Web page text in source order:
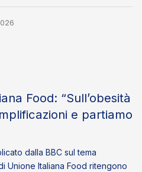
Food: “Sull’obesità
e partiamo
dalla BBC sul tema
Unione Italiana Food ritengono